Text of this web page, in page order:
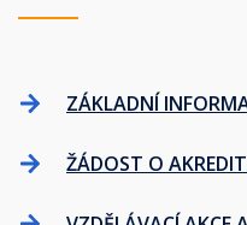
ZÁKLADNÍ
ŽÁDOST O